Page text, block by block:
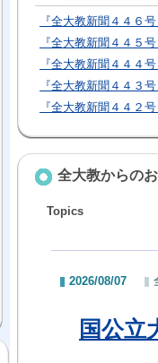
『全大教新聞４４６
『全大教新聞４４５
『全大教新聞４４４
『全大教新聞４４３
『全大教新聞４４２
全大教からの
Topics
2026/08/07
国公立